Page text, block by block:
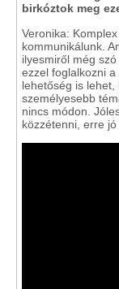
birkóztok meg
Veronika:
kommunikálunk.
ilyesmiről még
ezzel foglalkozni
lehetőség is
személyesebb
nincs módon.
közzétenni, erre